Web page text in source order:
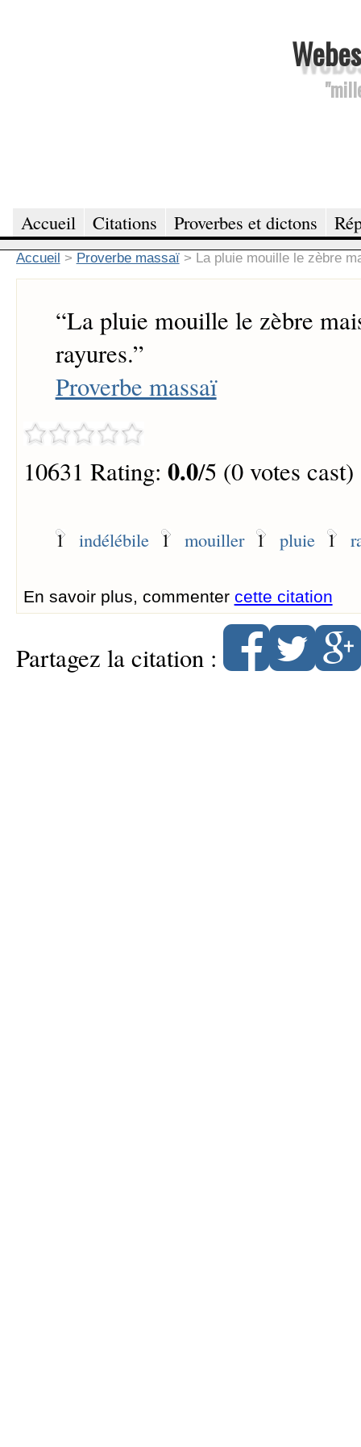
Accueil Citations Proverbes et dictons
Accueil > Proverbe massaï > La pluie mouille le zèbre
“La pluie mouille le zèbre
rayures.”
Proverbe massaï
10631 Rating: 0.0/5 (0 votes cast)
1 indélébile 1 mouiller 1 pluie 1
En savoir plus, commenter cette citation
Partagez la citation :